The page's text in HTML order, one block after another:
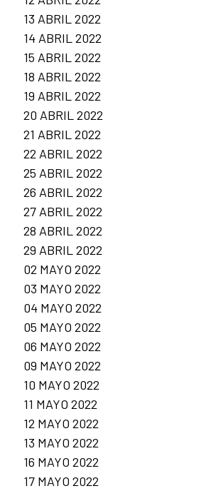
13 ABRIL 2022
14 ABRIL 2022
15 ABRIL 2022
18 ABRIL 2022
19 ABRIL 2022
20 ABRIL 2022
21 ABRIL 2022
22 ABRIL 2022
25 ABRIL 2022
26 ABRIL 2022
27 ABRIL 2022
28 ABRIL 2022
29 ABRIL 2022
02 MAYO 2022
03 MAYO 2022
04 MAYO 2022
05 MAYO 2022
06 MAYO 2022
09 MAYO 2022
10 MAYO 2022
11 MAYO 2022
12 MAYO 2022
13 MAYO 2022
16 MAYO 2022
17 MAYO 2022